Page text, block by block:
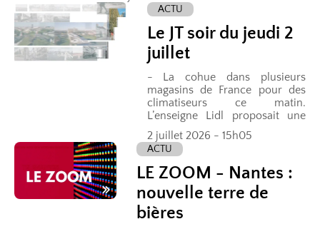
ACTU
Le JT soir du jeudi 2
juillet
- La cohue dans plusieurs
magasins de France pour des
climatiseurs ce matin.
L’enseigne Lidl proposait une
mise en vente exceptionnelle
avec des tarifs à moins de 200
euros. Mais face à des stocks...
2 juillet 2026 - 15h05
ACTU
LE ZOOM - Nantes :
nouvelle terre de
bières